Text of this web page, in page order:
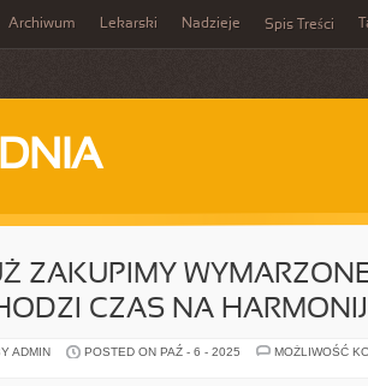
Archiwum Lekarski Nadzieje Spis Treści
ZAKUPIMY
CZAS NA
ADMIN POSTED ON PAŹ - 6 - 2025
MOŻLIWOŚĆ